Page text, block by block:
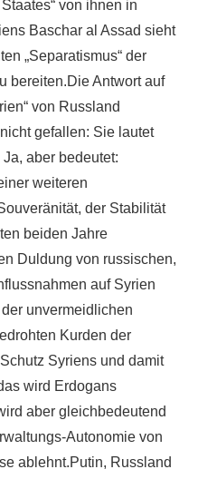
von ihnen in
Baschar al Assad sieht
„Separatismus“ der
bereiten.Die Antwort auf
von Russland
gefallen: Sie lautet
aber bedeutet:
weiteren
der Stabilität
beiden Jahre
Duldung von russischen,
auf Syrien
unvermeidlichen
Kurden der
Syriens und damit
wird Erdogans
aber gleichbedeutend
Autonomie von
ablehnt.Putin, Russland